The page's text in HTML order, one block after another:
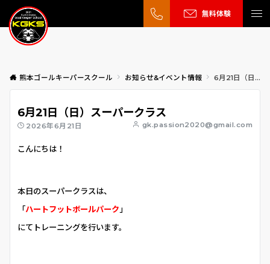
無料体験
熊本ゴールキーパースクール お知らせ&イベント情報 6月21日（日）スーパークラス
6月21日（日）スーパークラス
2026年6月21日 gk.passion2020@gmail.com
こんにちは！
本日のスーパークラスは、
「ハートフットボールパーク 」
にてトレーニングを行います。